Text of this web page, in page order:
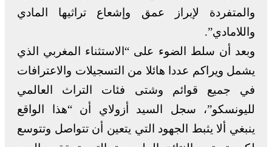
والمتفردة لإبراز عمق وإشعاع تراثيها المادي
واللامادي”.
وبعد أن سلط الضوء على “الاستثناء المغربي الذي
يشمل ويراكم عددا هائلا من التسجيلات والاعترافات
في جميع قوائم وشتى فئات التراث العالمي
لليونسكو”، سجل السيد أزولاي أن “هذا الواقع
ينبغي ألا يثبط الجهود التي يتعين أن تتواصل وتتوسع